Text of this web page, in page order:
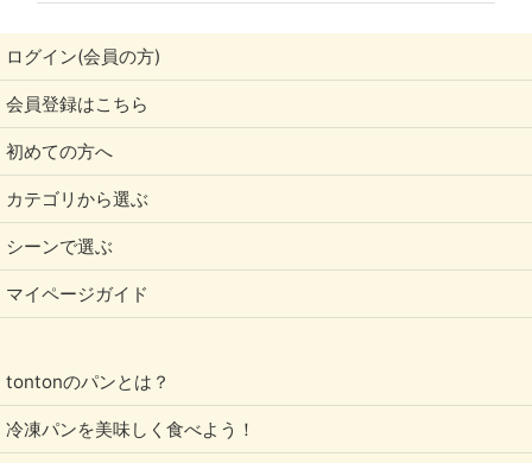
ログイン(会員の方)
会員登録はこちら
初めての方へ
カテゴリから選ぶ
シーンで選ぶ
マイページガイド
tontonのパンとは？
冷凍パンを美味しく食べよう！